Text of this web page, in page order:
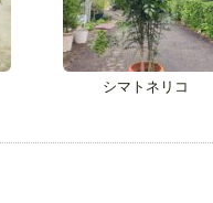
シマトネリコ